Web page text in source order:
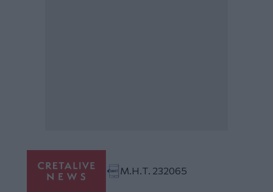
Μ.Η.Τ. 232065